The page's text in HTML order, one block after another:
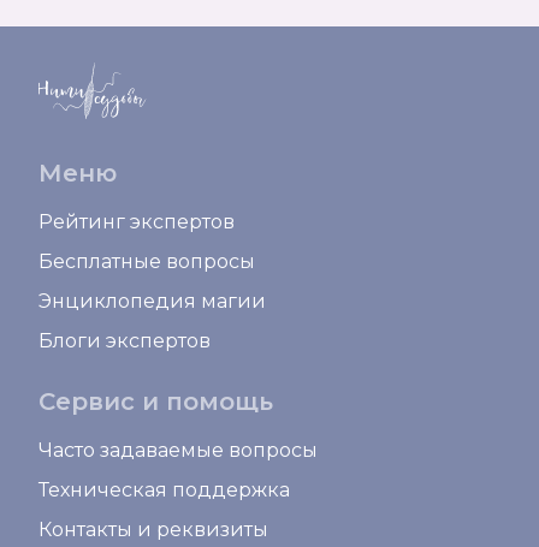
Меню
Рейтинг экспертов
Бесплатные вопросы
Энциклопедия магии
Блоги экспертов
Сервис и помощь
Часто задаваемые вопросы
Техническая поддержка
Контакты и реквизиты